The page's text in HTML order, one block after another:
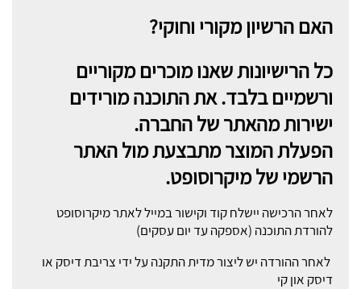
האם הרשיון מקורי וחוקי?
כל הרישיונות שאנו מוכרים מקוריים
ורשמיים בלבד. את התוכנה מורידים
ישירות מהאתר של החברה.
הפעלת המוצר מתבצעת מול האתר
הרשמי של מיקרוסופט.
לאחר הרכישה יישלח קוד וקישור במייל לאתר מיקרוסופט
להורדת התוכנה (אספקה עד יום עסקים)
לאחר ההורדה יש ליצור מדית התקנה על ידי צריבת דיסק או
דיסק און קי